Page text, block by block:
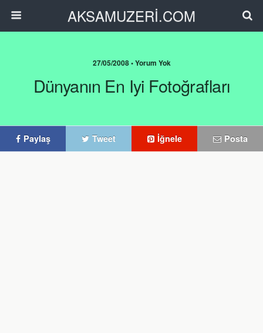
AKSAMUZERİ.COM
27/05/2008 • Yorum Yok
Dünyanın En Iyi Fotoğrafları
Paylaş Tweet İğnele Posta